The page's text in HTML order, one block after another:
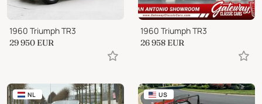
1960 Triumph TR3
29 950 EUR
1960 Triumph TR3
26 958 EUR
NL US